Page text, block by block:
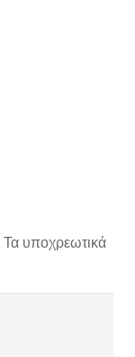
Τα υποχρεωτικά